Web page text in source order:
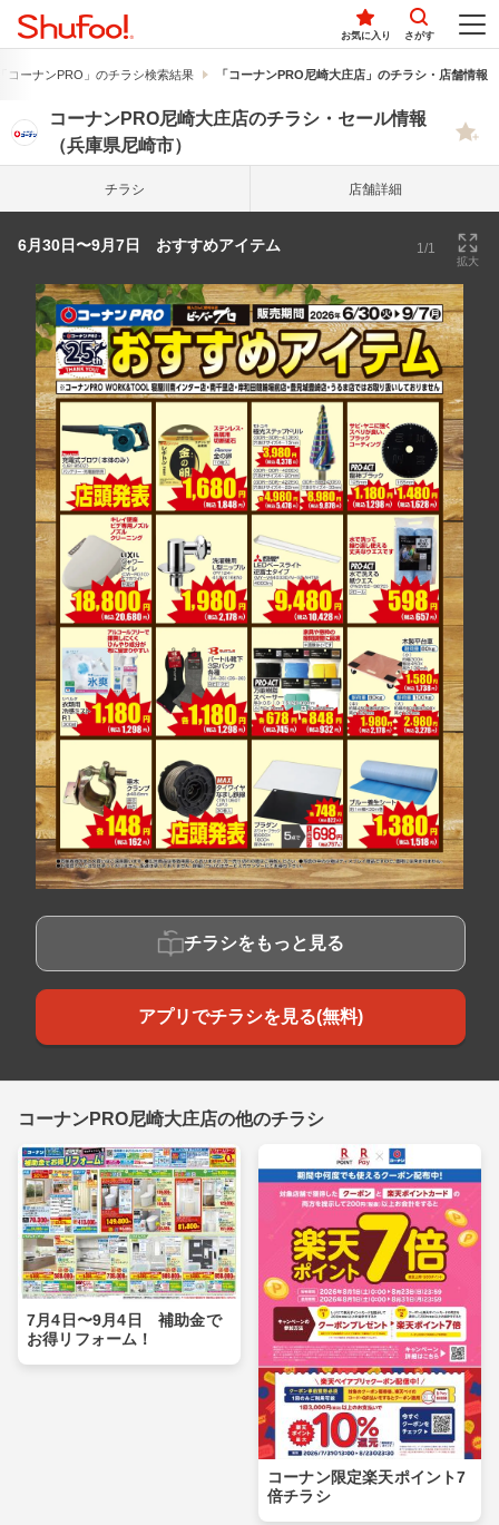
お気に入り さがす
コーナンPRO」のチラシ検索結果 「コーナンPRO尼崎大庄店」のチラシ・店舗情報
コーナンPRO尼崎大庄店のチラシ・セール情報
（兵庫県尼崎市）
チラシ 店舗詳細
6月30日〜9月7日 おすすめアイテム 1/1
拡大
チラシをもっと見る
アプリでチラシを見る(無料)
コーナンPRO尼崎大庄店の他のチラシ
7月4日〜9月4日 補助金で
お得リフォーム！
コーナン限定楽天ポイント7
倍チラシ